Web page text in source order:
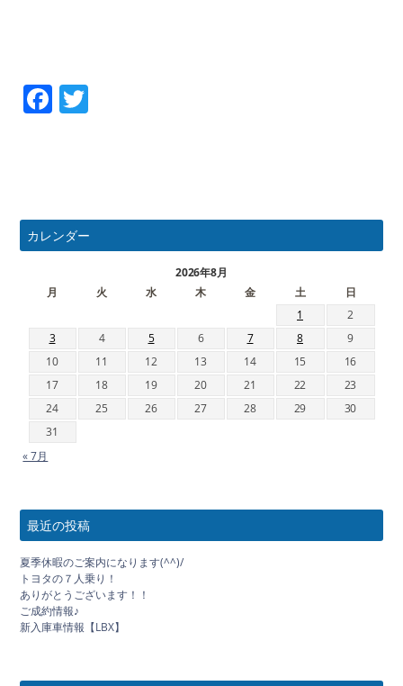
Facebook
カレンダー
2026年8月
月
火 水 木 金 土
日
1
2
3
4 5 6 7 8
9
10
11 12 13 14 15
16
17
18 19 20 21 22
23
24
25 26 27 28 29
30
31
« 7月
最近の投稿
夏季休暇のご案内になります(^^)/
トヨタの７人乗り！
ありがとうございます！！
ご成約情報♪
新入庫車情報【LBX】